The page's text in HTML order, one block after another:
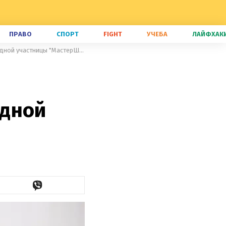
ПРАВО СПОРТ FIGHT УЧЕБА
Вкусные будто с мясом: рецепт бюджетных луковников от звездной участницы "МастерШеф"